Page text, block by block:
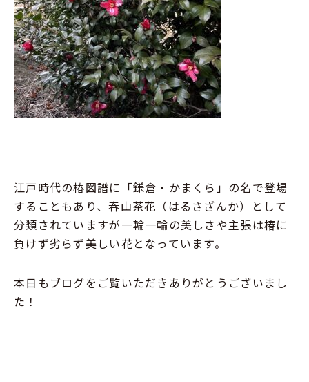
江戸時代の椿図譜に「鎌倉・かまくら」の名で登場
することもあり、春山茶花（はるさざんか）として
分類されていますが一輪一輪の美しさや主張は椿に
負けず劣らず美しい花となっています。
本日もブログをご覧いただきありがとうございまし
た！